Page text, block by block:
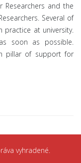
Researchers and the
Several of
practice at university.
soon as possible.
pillar of support for
vyhradené.